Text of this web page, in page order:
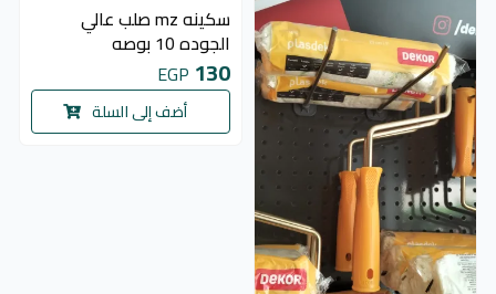
سكينه mz صلب عالي
الجوده 10 بوصه
130
EGP
أضف إلى السلة